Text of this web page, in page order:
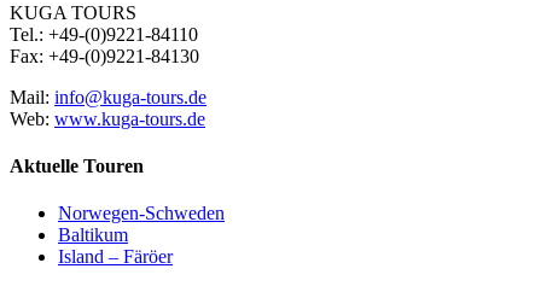
KUGA TOURS
Tel.: +49-(0)9221-84110
Fax: +49-(0)9221-84130
Mail: info@kuga-tours.de
Web: www.kuga-tours.de
Aktuelle Touren
Norwegen-Schweden
Baltikum
Island – Färöer